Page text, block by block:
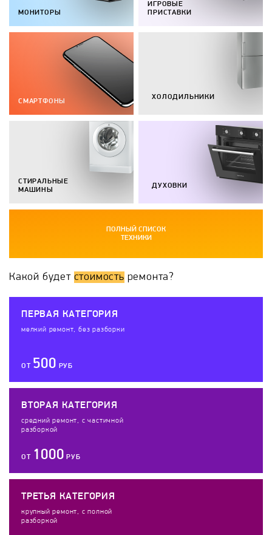
МОНИТОРЫ
ИГРОВЫЕ
ПРИСТАВКИ
СМАРТФОНЫ
СТИРАЛЬНЫЕ
МАШИНЫ
ХОЛОДИЛЬНИКИ
ДУХОВКИ
ПОЛНЫЙ СПИСОК
ТЕХНИКИ
Какой будет стоимость ремонта?
ПЕРВАЯ КАТЕГОРИЯ
мелкий ремонт, без разборки
ОТ 500 РУБ
ВТОРАЯ КАТЕГОРИЯ
средний ремонт, с частичной
разборкой
ОТ 1000 РУБ
ТРЕТЬЯ КАТЕГОРИЯ
крупный ремонт, с полной
разборкой